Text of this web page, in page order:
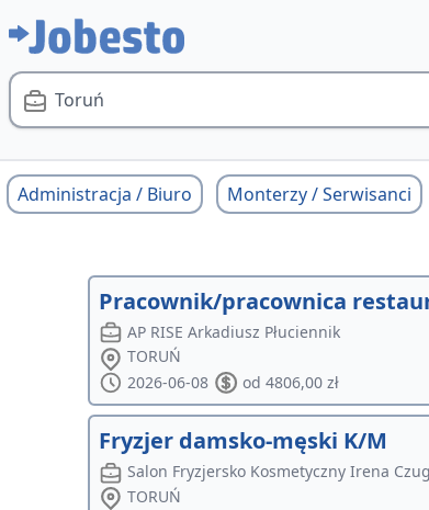
Toruń
Administracja / Biuro Monterzy / Serwisanci
Pracownik/pracownica
AP RISE Arkadiusz Płuciennik
TORUŃ
2026-06-08
od 4806,00 zł
Fryzjer damsko-męski K/M
Salon Fryzjersko Kosmetyczny Irena
TORUŃ